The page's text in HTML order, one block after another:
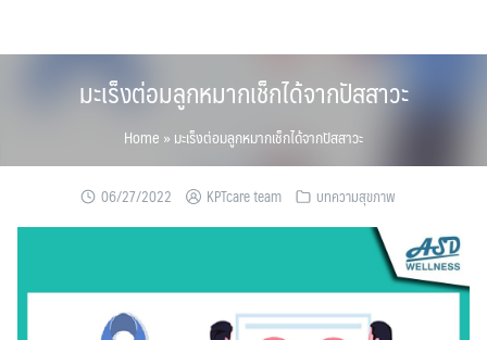
มะเร็งต่อมลูกหมากเช็กได้จากปัสสาวะ
Home » มะเร็งต่อมลูกหมากเช็กได้จากปัสสาวะ
06/27/2022 KPTcare team บทความสุขภาพ